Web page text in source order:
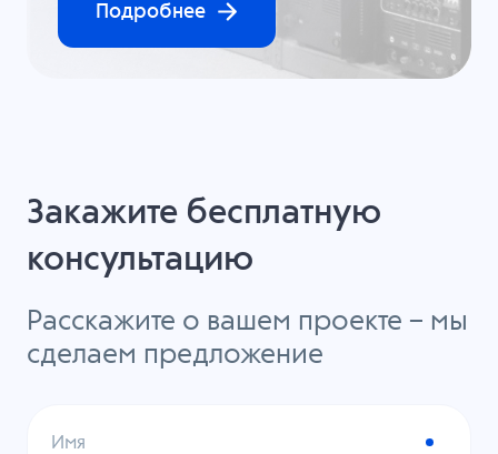
Подробнее
Закажите бесплатную
консультацию
Расскажите о вашем проекте – мы
сделаем предложение
Имя